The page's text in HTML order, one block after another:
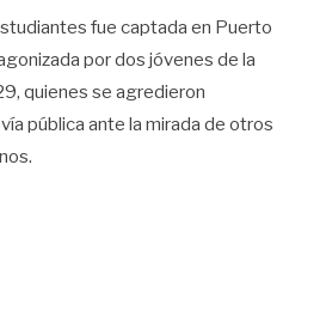
fue captada en Puerto
por dos jóvenes de la
quienes se agredieron
pública ante la mirada de otros